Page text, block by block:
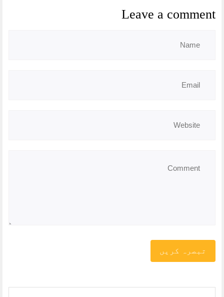
Leave a comment